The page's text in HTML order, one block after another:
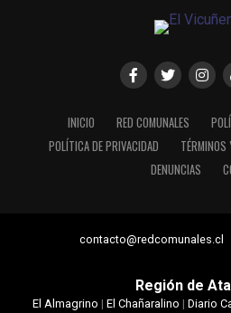
INICIO RED COMUNALES
POLÍTICA DE PRIVACIDAD
TÉRMINOS
DENUNCIAS
Región de
El Almagrino | El Chañaralino | Diario